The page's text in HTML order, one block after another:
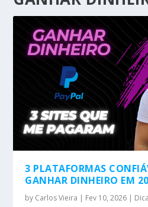
3 PLATAFORMAS
GANHAR DINHEIRO EM
by Carlos Vieira | Fev 10, 2026 |